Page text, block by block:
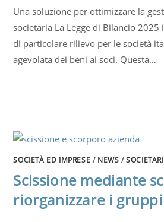
Una soluzione per ottimizzare la
societaria La Legge di Bilancio
di particolare rilievo per le società
agevolata dei beni ai soci. Questa…
SOCIETÀ ED IMPRESE / NEWS /
Scissione mediante
riorganizzare i